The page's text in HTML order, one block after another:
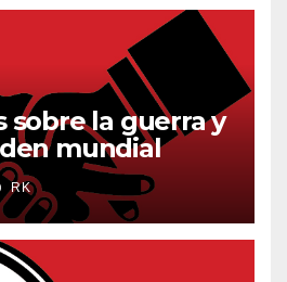
sobre la guerra y
mundial
RK